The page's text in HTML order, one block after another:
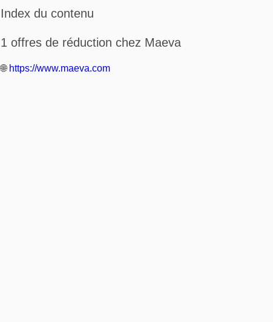
Index du contenu
1 offres de réduction chez Maeva
🌐 https://www.maeva.com